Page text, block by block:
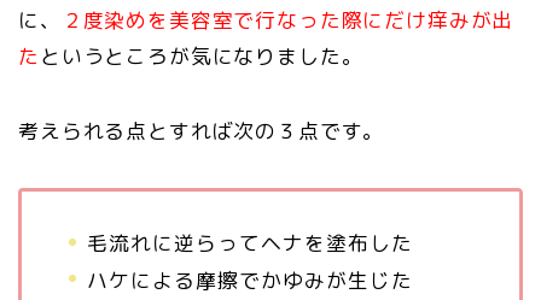
に、
２度染めを美容室で行なった際にだけ痒みが出
た というところが気になりました。
考えられる点とすれば次の３点です。
毛流れに逆らってヘナを塗布した
ハケによる摩擦でかゆみが生じた